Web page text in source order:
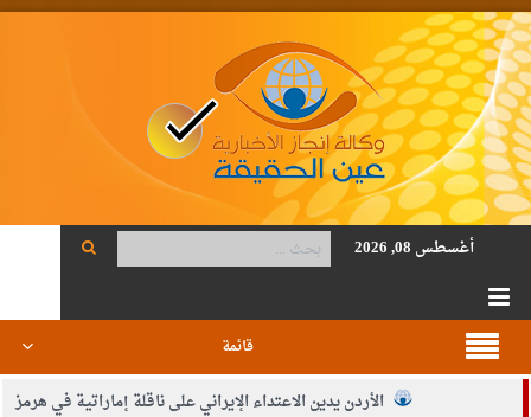
أغسطس 08, 2026
قائمة
الأردن يدين الاعتداء الإيراني على ناقلة إماراتية في هرمز